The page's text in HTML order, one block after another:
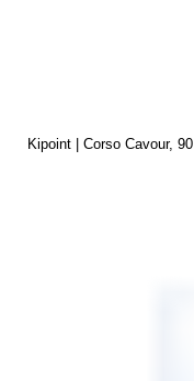
Kipoint | Corso Cavour, 90